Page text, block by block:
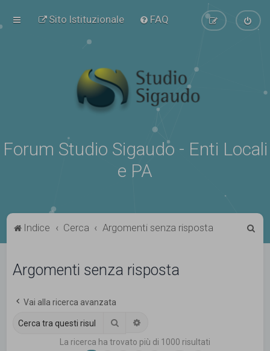
Sito Istituzionale FAQ
Forum Studio Sigaudo - Enti Locali
e PA
Indice Cerca Argomenti senza risposta
Argomenti senza risposta
Vai alla ricerca avanzata
Cerca
La ricerca ha trovato più di 1000 risultati